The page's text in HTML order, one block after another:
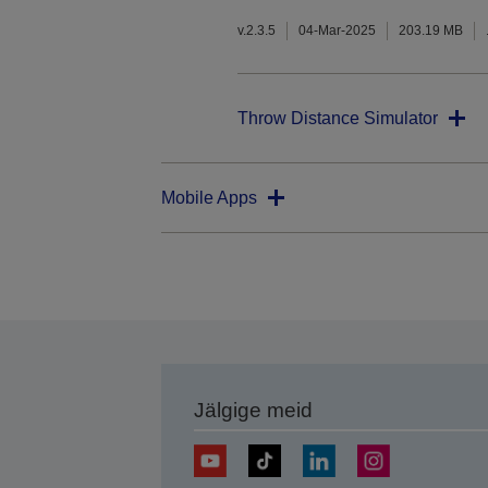
v.2.3.5 04-Mar-2025 203.19 MB
Throw Distance Simulator
Mobile Apps
Jälgige meid